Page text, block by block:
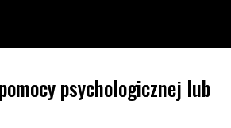
psychologicznej lub